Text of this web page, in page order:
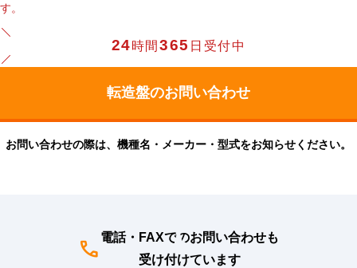
す。
24時間365 日受付中
お問い合わせの際は、機種名・メーカー・型式をお知らせください。
電話・FAXでのお問い合わせも
受け付けています